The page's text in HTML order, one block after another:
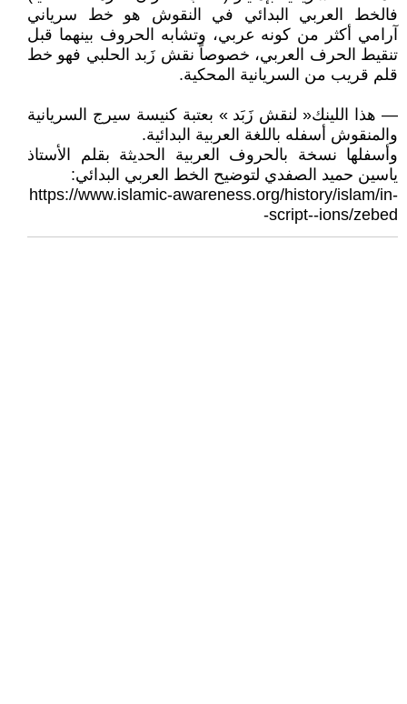
فالخط العربي البدائي في النقوش هو خط سرياني
آرامي أكثر من كونه عربي، وتشابه الحروف بينهما قبل
تنقيط الحرف العربي، خصوصاً نقش زَبد الحلبي فهو خط
قلم قريب من السريانية المحكية.
— هذا اللينك« لنقش زَبَد » بعتبة كنيسة سيرج السريانية
والمنقوش أسفله باللغة العربية البدائية.
وأسفلها نسخة بالحروف العربية الحديثة بقلم الأستاذ
ياسين حميد الصفدي لتوضيح الخط العربي البدائي:
https://www.islamic-awareness.org/history/islam/in-
-script--ions/zebed